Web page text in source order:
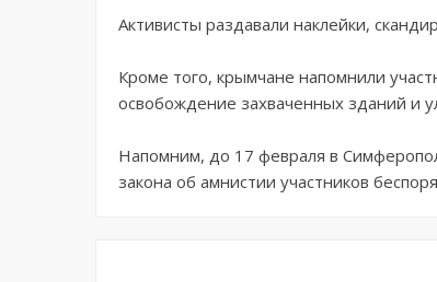
Активисты раздавали наклейки,
Кроме того, крымчане напомнили
освобождение захваченных зданий и
Напомним, до 17 февраля в
закона об амнистии участников